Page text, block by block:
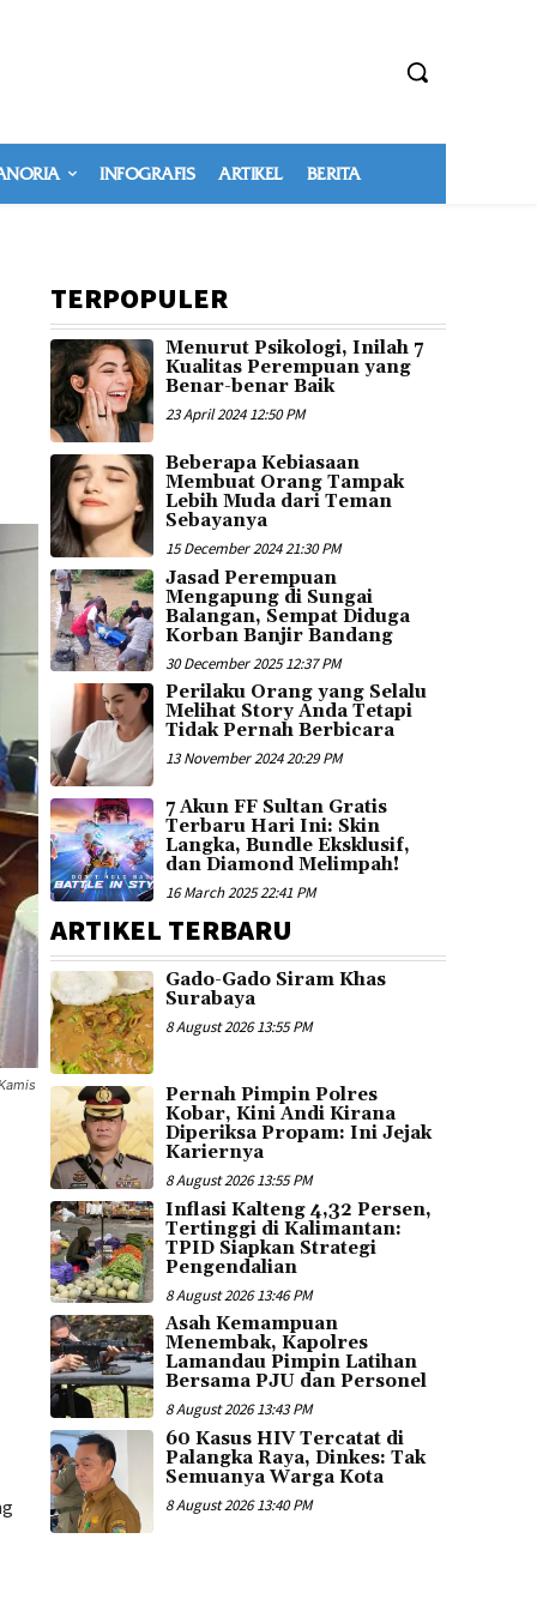
INFOGRAFIS ARTIKEL BERITA
TERPOPULER
Menurut Psikologi, Inilah 7
Kualitas Perempuan yang
Benar-benar Baik
23 April 2024 12:50 PM
Beberapa Kebiasaan
Membuat Orang Tampak
Lebih Muda dari Teman
Sebayanya
15 December 2024 21:30 PM
Jasad Perempuan
Mengapung di Sungai
Balangan, Sempat Diduga
Korban Banjir Bandang
30 December 2025 12:37 PM
Perilaku Orang yang Selalu
Melihat Story Anda Tetapi
Tidak Pernah Berbicara
13 November 2024 20:29 PM
7 Akun FF Sultan Gratis
Terbaru Hari Ini: Skin
Langka, Bundle Eksklusif,
dan Diamond Melimpah!
16 March 2025 22:41 PM
ARTIKEL TERBARU
Gado-Gado Siram Khas
Surabaya
8 August 2026 13:55 PM
Pernah Pimpin Polres
Kobar, Kini Andi Kirana
Diperiksa Propam: Ini Jejak
Kariernya
8 August 2026 13:55 PM
Inflasi Kalteng 4,32 Persen,
Tertinggi di Kalimantan:
TPID Siapkan Strategi
Pengendalian
8 August 2026 13:46 PM
Asah Kemampuan
Menembak, Kapolres
Lamandau Pimpin Latihan
Bersama PJU dan Personel
8 August 2026 13:43 PM
60 Kasus HIV Tercatat di
Palangka Raya, Dinkes: Tak
Semuanya Warga Kota
8 August 2026 13:40 PM